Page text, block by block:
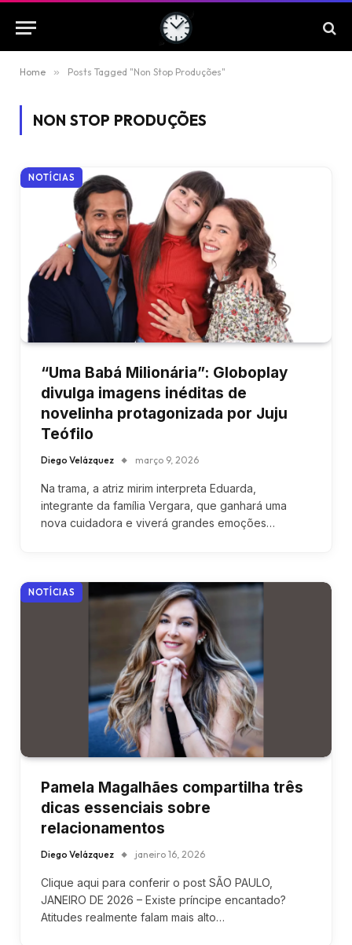
Home » Posts Tagged "Non Stop Produções"
NON STOP PRODUÇÕES
NOTÍCIAS
“Uma Babá Milionária”: Globoplay
divulga imagens inéditas de
novelinha protagonizada por Juju
Teófilo
Diego Velázquez março 9, 2026
Na trama, a atriz mirim interpreta Eduarda,
integrante da família Vergara, que ganhará uma
nova cuidadora e viverá grandes emoções…
NOTÍCIAS
Pamela Magalhães compartilha três
dicas essenciais sobre
relacionamentos
Diego Velázquez janeiro 16, 2026
Clique aqui para conferir o post SÃO PAULO,
JANEIRO DE 2026 – Existe príncipe encantado?
Atitudes realmente falam mais alto…